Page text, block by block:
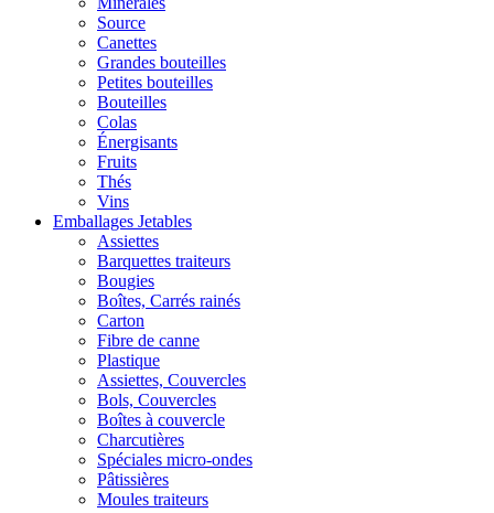
Source
Canettes
Grandes bouteilles
Petites bouteilles
Bouteilles
Colas
Énergisants
Fruits
Thés
Vins
Emballages Jetables
Assiettes
Barquettes traiteurs
Bougies
Boîtes, Carrés rainés
Carton
Fibre de canne
Plastique
Assiettes, Couvercles
Bols, Couvercles
Boîtes à couvercle
Charcutières
Spéciales micro-ondes
Pâtissières
Moules traiteurs